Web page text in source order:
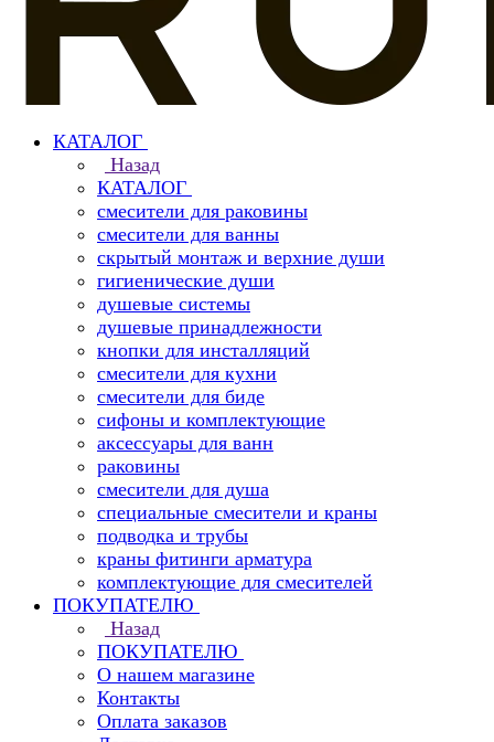
КАТАЛОГ
Назад
КАТАЛОГ
смесители для раковины
смесители для ванны
скрытый монтаж и верхние души
гигиенические души
душевые системы
душевые принадлежности
кнопки для инсталляций
смесители для кухни
смесители для биде
сифоны и комплектующие
аксессуары для ванн
раковины
смесители для душа
специальные смесители и краны
подводка и трубы
краны фитинги арматура
комплектующие для смесителей
ПОКУПАТЕЛЮ
Назад
ПОКУПАТЕЛЮ
О нашем магазине
Контакты
Оплата заказов